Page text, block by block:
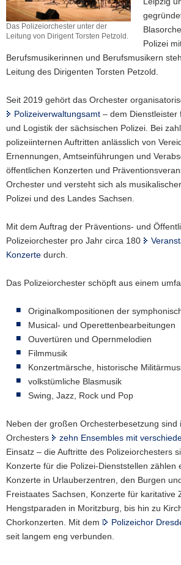
a
v
i
g
a
i
o
n
Das Polizeiorchester unter der
Leitung von Dirigent Torsten Petzold.
Polizeiorchester
unter
von
Dirigent
Torsten
Petzold.
Polizei
Berufsmusikerinnen und Berufsmusikern
Leitung des Dirigenten Torsten Petzold.
Seit 2019 gehört das Orchester
Polizeiverwaltungsamt – dem Dienstleister
und Logistik der sächsischen Polizei. Bei
polizeiinternen Auftritten anlässlich von
Ernennungen, Amtseinführungen und
öffentlichen Konzerten und
Orchester und versteht sich als
Polizei und des Landes Sachsen.
Mit dem Auftrag der Präventions- und
Polizeiorchester pro Jahr circa 180
Konzerte durch.
Das Polizeiorchester schöpft aus einem
Originalkompositionen der
Musical- und Operettenbearbeitungen
Ouvertüren und Opernmelodien
Filmmusik
Konzertmärsche, historische
volkstümliche Blasmusik
Swing, Jazz, Rock und Pop
Neben der großen Orchesterbesetzung sind
Orchesters
zehn Ensembles mit
Einsatz – die Auftritte des Polizeiorchesters
Konzerte für die Polizei-Dienststellen zählen
Konzerte in Urlauberzentren, den Burgen
Freistaates Sachsen, Konzerte für karitative
Hengstparaden in Moritzburg, bis hin zu
Chorkonzerten. Mit dem
Polizeichor
seit langem eng verbunden.